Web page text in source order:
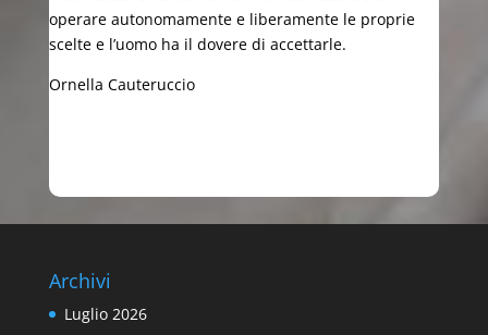
operare autonomamente e liberamente le proprie
scelte e l’uomo ha il dovere di accettarle.
Ornella Cauteruccio
Archivi
Luglio 2026